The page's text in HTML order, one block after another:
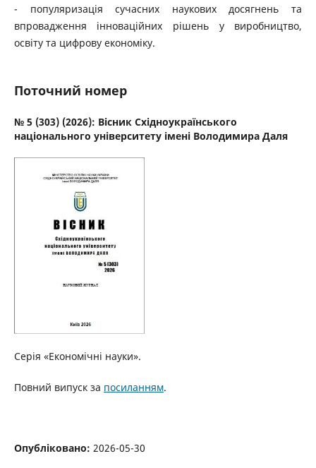
Поточний номер
№ 5 (303) (2026): Вісник Східноукраїнського
національного університету імені Володимира Даля
Серія «Економічні науки».
Повний випуск за посиланням.
Опубліковано: 2026-05-30
- популяризація сучасних наукових досягнень та
впровадження інноваційних рішень у виробництво,
освіту та цифрову економіку.